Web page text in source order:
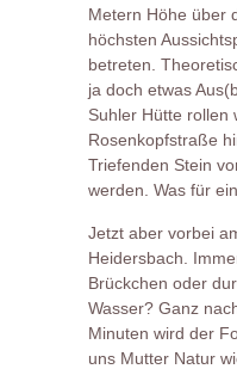
Metern Höhe über
höchsten
betreten.
ja doch etwas
Suhler Hütte rollen
Rosenkopfstraße
Triefenden Stein
werden. Was für
Jetzt aber vorbei
Heidersbach.
Brückchen oder
Wasser? Ganz
Minuten wird der
uns Mutter Natur